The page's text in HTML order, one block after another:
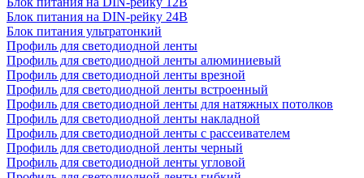
Блок питания на DIN-рейку 24В
Блок питания ультратонкий
Профиль для светодиодной ленты
Профиль для светодиодной ленты алюминиевый
Профиль для светодиодной ленты врезной
Профиль для светодиодной ленты встроенный
Профиль для светодиодной ленты для натяжных потолков
Профиль для светодиодной ленты накладной
Профиль для светодиодной ленты с рассеивателем
Профиль для светодиодной ленты черный
Профиль для светодиодной ленты угловой